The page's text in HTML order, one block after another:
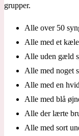
grupper.
Alle over 50
Alle med et
Alle uden gæld
Alle med noget
Alle med en
Alle med blå
Alle der lærte
Alle med sort